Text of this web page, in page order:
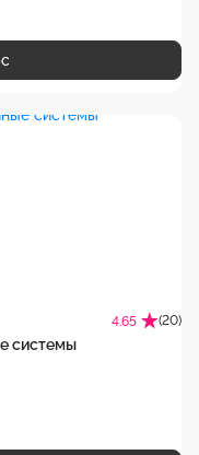
4.65 (20)
системы